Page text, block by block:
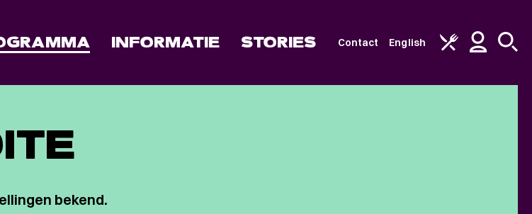
INFORMATIE STORIES Contact English
bekend.